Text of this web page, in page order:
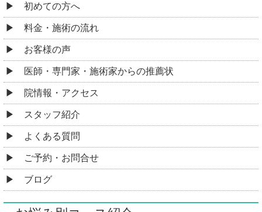
初めての方へ
料金・施術の流れ
お客様の声
医師・専門家・施術家からの推薦状
院情報・アクセス
スタッフ紹介
よくある質問
ご予約・お問合せ
ブログ